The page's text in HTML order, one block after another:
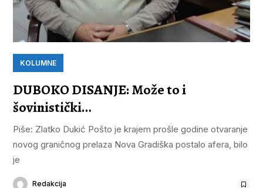
KOLUMNE
DUBOKO DISANJE: Može to i
šovinistički…
Piše: Zlatko Dukić Pošto je krajem prošle godine otvaranje
novog graničnog prelaza Nova Gradiška postalo afera, bilo
je
Redakcija